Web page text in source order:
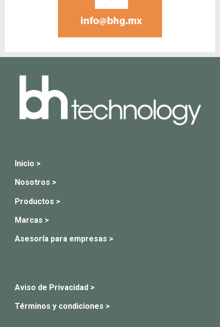
Inicio >
Nosotros >
Productos >
Marcas >
Asesoría para empresas >
Aviso de Privacidad >
Términos y condiciones >